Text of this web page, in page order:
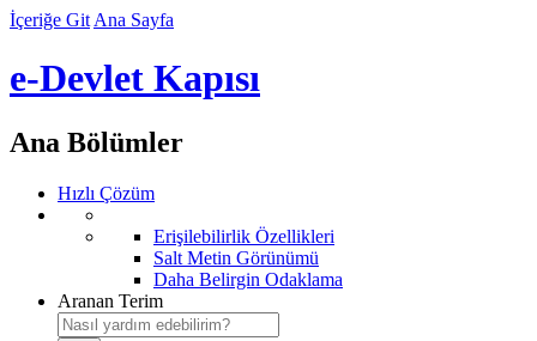
İçeriğe Git Ana Sayfa
e-Devlet Kapısı
Ana Bölümler
Hızlı Çözüm
Erişilebilirlik Özellikleri
Salt Metin Görünümü
Daha Belirgin Odaklama
Aranan Terim